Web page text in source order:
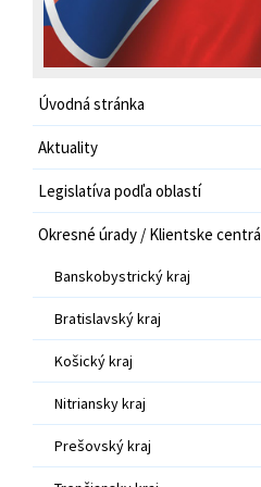
Úvodná stránka
Aktuality
Legislatíva podľa oblastí
Okresné úrady / Klientske centrá
Banskobystrický kraj
Bratislavský kraj
Košický kraj
Nitriansky kraj
Prešovský kraj